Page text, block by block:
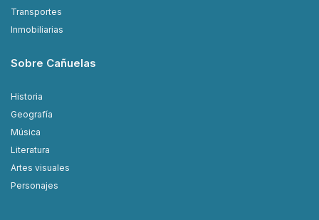
Transportes
Inmobiliarias
Sobre Cañuelas
Historia
Geografía
Música
Literatura
Artes visuales
Personajes